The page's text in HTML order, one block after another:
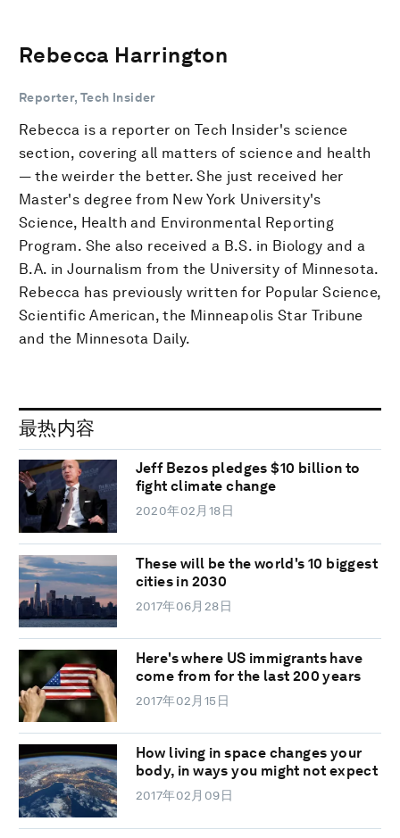
Rebecca Harrington
Reporter, Tech Insider
Rebecca is a reporter on Tech Insider's science
section, covering all matters of science and health
— the weirder the better. She just received her
Master's degree from New York University's
Science, Health and Environmental Reporting
Program. She also received a B.S. in Biology and a
B.A. in Journalism from the University of Minnesota.
Rebecca has previously written for Popular Science,
Scientific American, the Minneapolis Star Tribune
and the Minnesota Daily.
最热内容
Jeff Bezos pledges $10 billion to
fight climate change
2020年02月18日
These will be the world's 10 biggest
cities in 2030
2017年06月28日
Here's where US immigrants have
come from for the last 200 years
2017年02月15日
How living in space changes your
body, in ways you might not expect
2017年02月09日